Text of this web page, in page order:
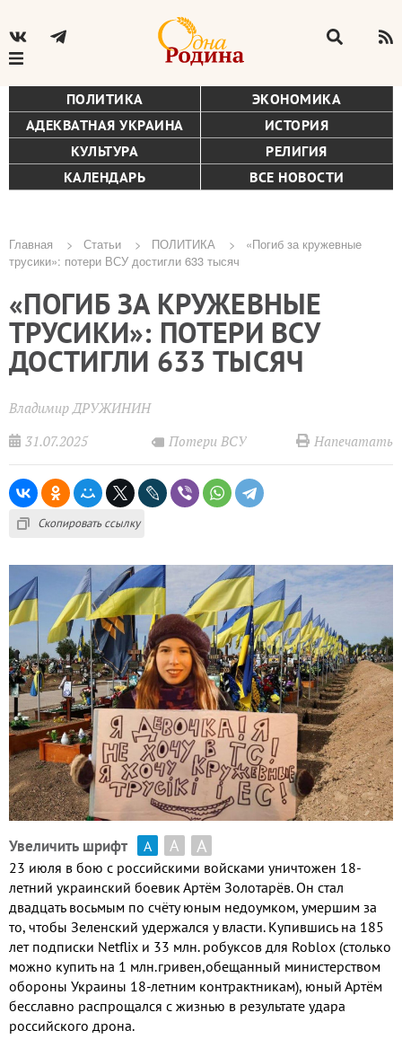
ПОЛИТИКА
ЭКОНОМИКА
АДЕКВАТНАЯ УКРАИНА
ИСТОРИЯ
КУЛЬТУРА
РЕЛИГИЯ
КАЛЕНДАРЬ
ВСЕ НОВОСТИ
Строка
навигации
Главная Статьи ПОЛИТИКА
«Погиб за кружевные
трусики»: потери ВСУ достигли 633 тысяч
«ПОГИБ ЗА КРУЖЕВНЫЕ
ТРУСИКИ»: ПОТЕРИ ВСУ
ДОСТИГЛИ 633 ТЫСЯЧ
Владимир ДРУЖИНИН
31.07.2025
Потери ВСУ Напечатать
Скопировать ссылку
Увеличить шрифт А А А
23 июля в бою с российскими войсками уничтожен 18-
летний украинский боевик Артём Золотарёв. Он стал
двадцать восьмым по счёту юным недоумком, умершим за
то, чтобы Зеленский удержался у власти. Купившись на 185
лет подписки Netflix и 33 млн. робуксов для Roblox (столько
можно купить на 1 млн.гривен,обещанный министерством
обороны Украины 18-летним контрактникам), юный Артём
бесславно распрощался с жизнью в результате удара
российского дрона.